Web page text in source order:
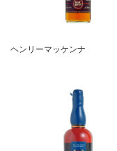
ヘンリーマッケンナ